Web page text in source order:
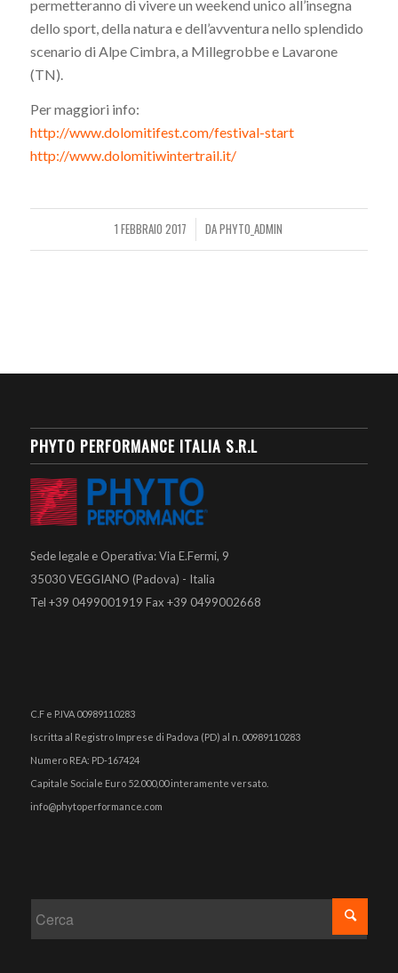
permetteranno di vivere un weekend unico all’insegna
dello sport, della natura e dell’avventura nello splendido
scenario di Alpe Cimbra, a Millegrobbe e Lavarone
(TN).
Per maggiori info:
http://www.dolomitifest.com/festival-start
http://www.dolomitiwintertrail.it/
1 FEBBRAIO 2017
/ DAPHYTO_ADMIN
PHYTO PERFORMANCE ITALIA S.R.L
Sede legale e Operativa: Via E.Fermi, 9
35030 VEGGIANO (Padova) - Italia
Tel +39 0499001919 Fax +39 0499002668
C.F e P.IVA 00989110283
Iscritta al Registro Imprese di Padova (PD) al n. 00989110283
Numero REA: PD-167424
Capitale Sociale Euro 52.000,00 interamente versato.
info@phytoperformance.com